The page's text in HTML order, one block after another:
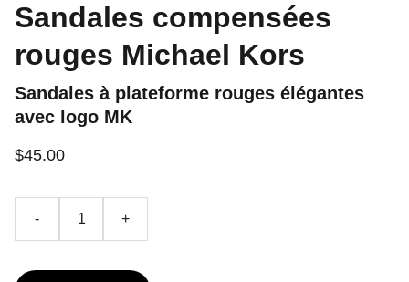
Sandales compensées
rouges Michael Kors
Sandales à plateforme rouges élégantes
avec logo MK
$45.00
- +